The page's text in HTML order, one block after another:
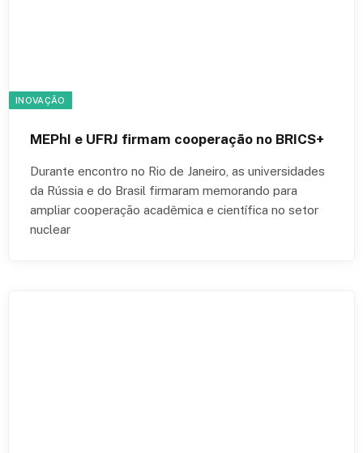
INOVAÇÃO
MEPhI e UFRJ firmam cooperação no BRICS+
Durante encontro no Rio de Janeiro, as universidades
da Rússia e do Brasil firmaram memorando para
ampliar cooperação acadêmica e científica no setor
nuclear